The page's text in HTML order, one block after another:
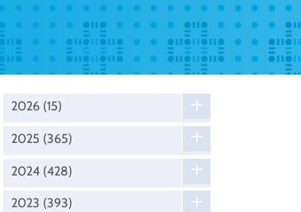
2026 (15)
2025 (365)
2024 (428)
2023 (393)